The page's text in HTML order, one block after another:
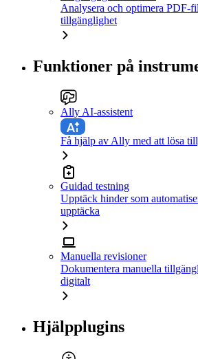
Analysera och optimera PDF-
tillgänglighet
Funktioner på
Ally AI-assistent
Få hjälp av Ally med att lösa
Guidad testning
Upptäck hinder som
upptäcka
Manuella revisioner
Dokumentera manuella
digitalt
Hjälpplugins